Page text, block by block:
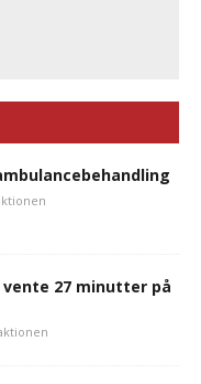
27 minutter på